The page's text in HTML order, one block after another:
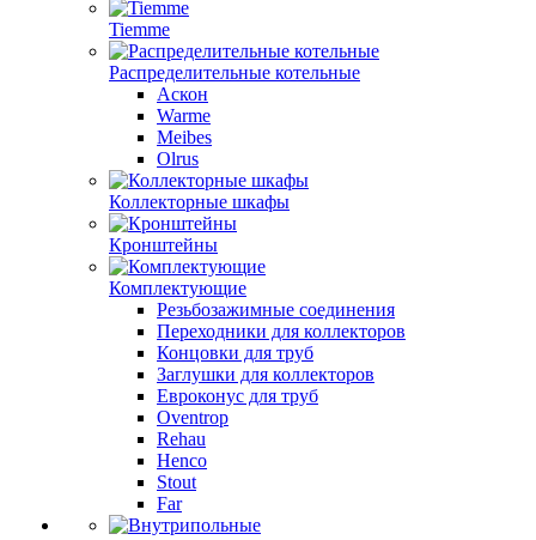
Tiemme
Распределительные котельные
Аскон
Warme
Meibes
Olrus
Коллекторные шкафы
Кронштейны
Комплектующие
Резьбозажимные соединения
Переходники для коллекторов
Концовки для труб
Заглушки для коллекторов
Евроконус для труб
Oventrop
Rehau
Henco
Stout
Far